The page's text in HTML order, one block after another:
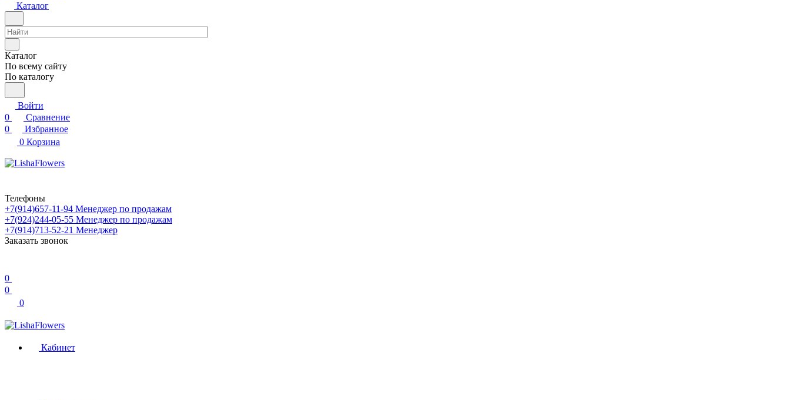
Каталог
Каталог
По всему сайту
По каталогу
Войти
0
Сравнение
0
Избранное
0 Корзина
Телефоны
+7(914)657-11-94 Менеджер по продажам
+7(924)244-05-55 Менеджер по продажам
+7(914)713-52-21 Менеджер
Заказать звонок
0
0
0
Кабинет